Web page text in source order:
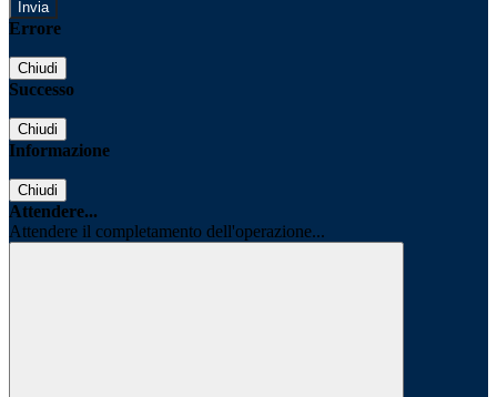
Errore
Chiudi
Successo
Chiudi
Informazione
Chiudi
Attendere...
Attendere il completamento dell'operazione...